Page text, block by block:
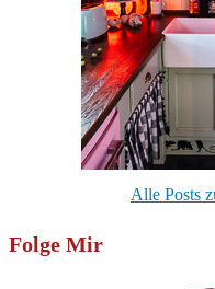
Alle Posts
Folge Mir